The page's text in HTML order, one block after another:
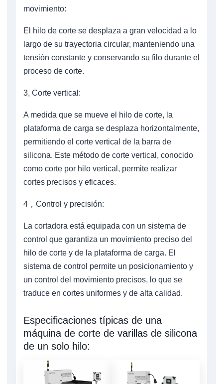
movimiento:
El hilo de corte se desplaza a gran velocidad a lo
largo de su trayectoria circular, manteniendo una
tensión constante y conservando su filo durante el
proceso de corte.
3, Corte vertical:
A medida que se mueve el hilo de corte, la
plataforma de carga se desplaza horizontalmente,
permitiendo el corte vertical de la barra de
silicona. Este método de corte vertical, conocido
como corte por hilo vertical, permite realizar
cortes precisos y eficaces.
4，Control y precisión:
La cortadora está equipada con un sistema de
control que garantiza un movimiento preciso del
hilo de corte y de la plataforma de carga. El
sistema de control permite un posicionamiento y
un control del movimiento precisos, lo que se
traduce en cortes uniformes y de alta calidad.
Especificaciones típicas de una
máquina de corte de varillas de silicona
de un solo hilo: